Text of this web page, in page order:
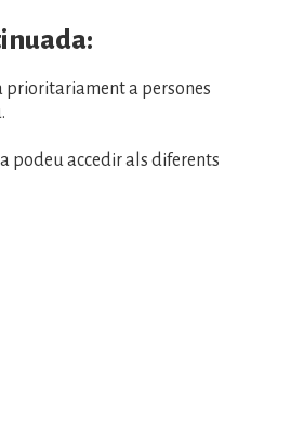
prioritariament a persones
podeu accedir als diferents